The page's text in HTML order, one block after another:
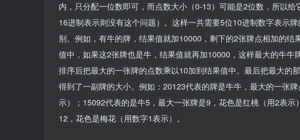
内，只分配一位数即可，而点数大小（0-13）可能是2位数，所以
16进制表示则没有这个问题）。这样一共需要5位10进制数字表示
别。例如，有牛的牌，结果值就加10000，剩下的2张牌点相加的
值中，如果这2张牌也是牛，结果值就再加10000，这样最大的牛
排序后把最大的一张牌的点数乘以10加到结果值中。最后把最大的
得到了一副牌的大小。例如：20123代表的牌是牛牛，最大的一张
示）；15092代表的是牛5，最大一张牌是9，花色是红桃（用2表
12，花色是梅花（用数字1表示）。